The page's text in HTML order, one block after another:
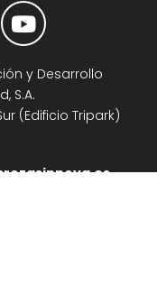
y Desarrollo
S.A.
(Edificio Tripark)